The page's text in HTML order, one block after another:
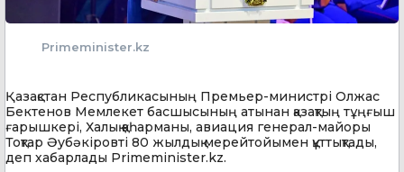
Primeminister.kz
Қазақстан Республикасының Премьер-министрі Олжас
Бектенов Мемлекет басшысының атынан қазақтың тұңғыш
ғарышкері, Халық қаһарманы, авиация генерал-майоры
Тоқтар Әубәкіровті 80 жылдық мерейтойымен құттықтады,
деп хабарлады Primeminister.kz.